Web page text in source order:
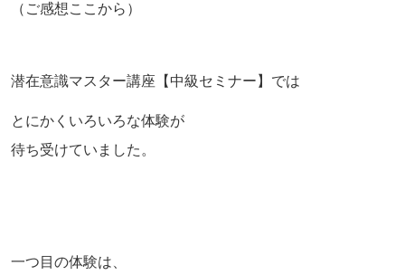
（ご感想ここから）
潜在意識マスター講座【中級セミナー】では
とにかくいろいろな体験が
待ち受けていました。
一つ目の体験は、